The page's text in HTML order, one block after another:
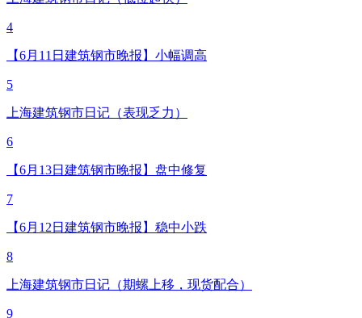
4
【6月11日建筑钢市晚报】小幅调高
5
上海建筑钢市日记（表现乏力）
6
【6月13日建筑钢市晚报】盘中修复
7
【6月12日建筑钢市晚报】稳中小跌
8
上海建筑钢市日记（期螺上移，现货配合）
9